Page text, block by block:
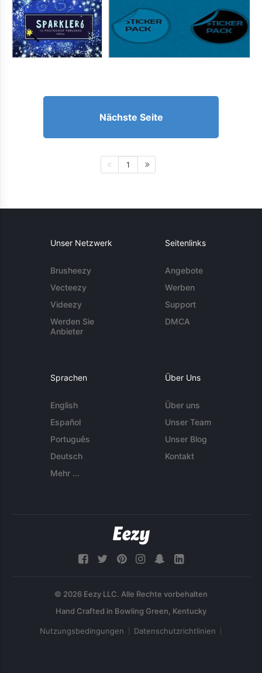
Nächste Seite
1
Unser Netzwerk
Brusheezy
Vecteezy
Videezy
Werden Sie
Anbieter
Seitenlinks
Angebote
Werben
Support
DMCA
Sprachen
English
Español
Português
Deutsch
Mehr ...
Über Uns
Über uns
Unser Team
Unser Blog
Kontakt
© 2026 Eezy LLC. Alle Rechte vorbehalten
Nutzungsbedingungen Datenschutzrichtlinien